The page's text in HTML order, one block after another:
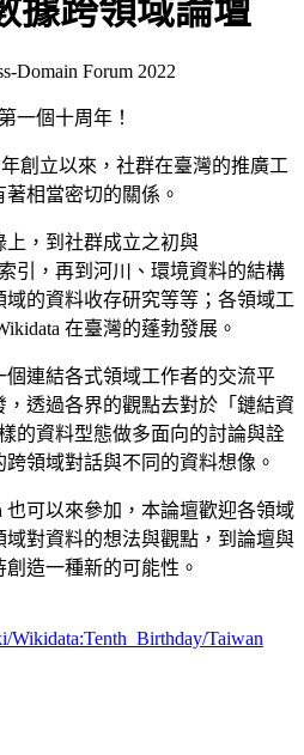
據跨領域論壇
Domain Forum 2022
一個十周年！
年創立以來，社群在臺灣的推廣工
相當密切的關係。
上，到社群成立之初與
引，再到河川、環境資料的結構
的資料收存研究等等；各領域工
在臺灣的蓬勃發展。
連結各式領域工作者的交流平
，透過各界的觀點去對於「鏈結資
的資料型態做多面向的討論與詮
領域對話與不同的資料想像。
也可以來參加，本論壇歡迎各領域
對資料的想法與觀點，到論壇與
造一種新的可能性。
Taiwan